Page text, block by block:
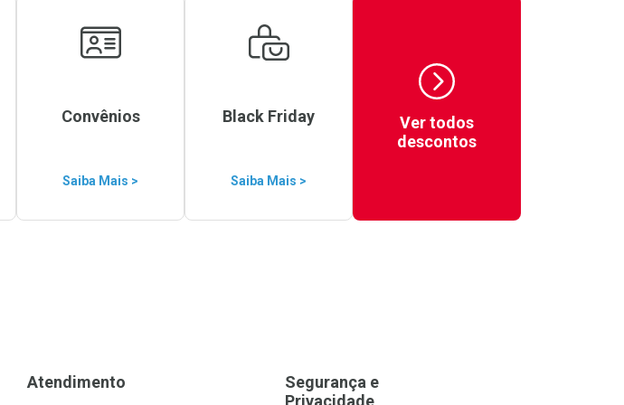
Convênios
Saiba Mais >
Black Friday
Saiba Mais >
Ver todos
descontos
Atendimento
Segurança e
Privacidade